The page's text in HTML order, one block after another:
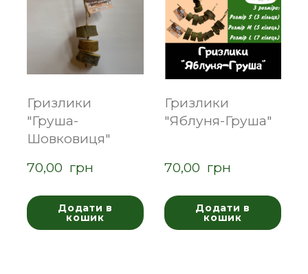
Гризлики
"Груша-
Шовковиця"
70,00  грн
Додати в
кошик
Гризлики
"Яблуня-Груша"
70,00  грн
Додати в
кошик